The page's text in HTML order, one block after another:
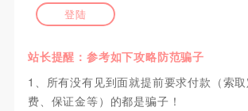
登陆
站长提醒：参考如下攻略防范骗子
1、所有没有见到面就提前要求付款（索
费、保证金等）的都是骗子！